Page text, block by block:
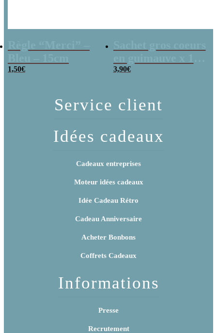
1,50€
“Merci pour cette
3,90€
Service client
Idées cadeaux
Cadeaux entreprises
Moteur idées cadeaux
Idée Cadeau Rétro
Cadeau Anniversaire
Acheter Bonbons
Coffrets Cadeaux
Informations
Presse
Recrutement